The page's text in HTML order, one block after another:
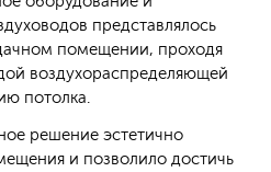
представлялось
помещении, проходя
воздухораспределяющей
потолка.
решение эстетично
и позволило достичь